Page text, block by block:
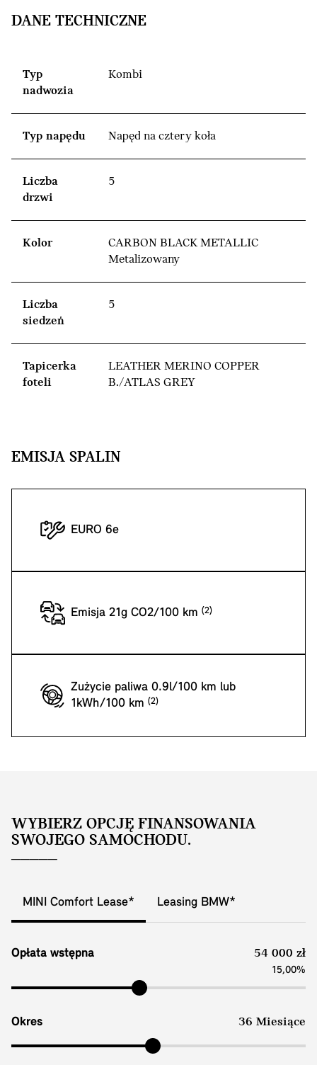
DANE TECHNICZNE
Typ
nadwozia
Kombi
Typ napędu Napęd na cztery koła
Liczba
drzwi
5
Kolor
CARBON BLACK METALLIC
Metalizowany
Liczba
siedzeń
5
Tapicerka
foteli
LEATHER MERINO COPPER
B./ATLAS GREY
EMISJA SPALIN
EURO 6e
Emisja 21g CO2/100 km
Zużycie paliwa 0.9l/100 km lub
1kWh/100 km
WYBIERZ OPCJĘ FINANSOWANIA
SWOJEGO SAMOCHODU.
MINI Comfort Lease* Leasing BMW*
Opłata wstępna 54 000 zł
15,00%
Okres 36 Miesiące